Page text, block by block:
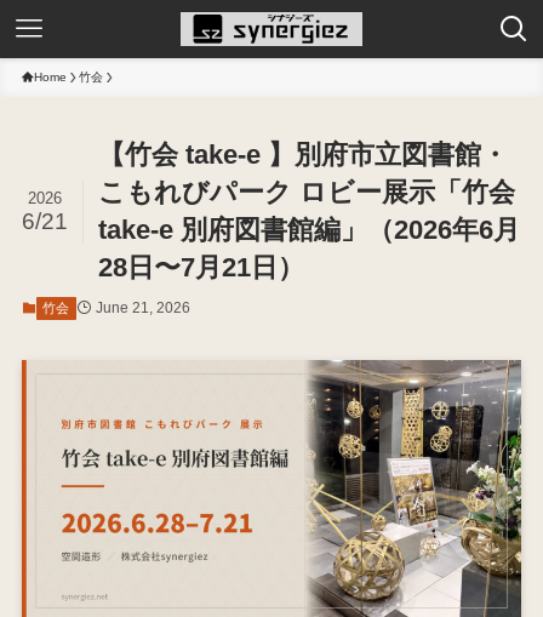
Home 竹会
【竹会 take-e 】別府市⽴図書館・
こもれびパーク ロビー展示「竹会
take-e 別府図書館編」（2026年6月
28日〜7月21日）
2026
6/21
竹会 June 21, 2026